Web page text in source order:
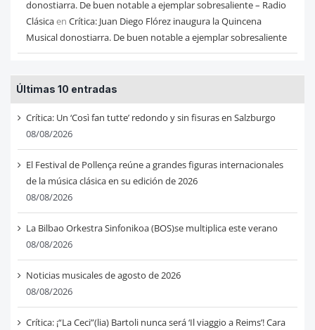
donostiarra. De buen notable a ejemplar sobresaliente – Radio
Clásicaen Crítica: Juan Diego Flórez inaugura la Quincena
Musical donostiarra. De buen notable a ejemplar sobresaliente
Últimas 10 entradas
Crítica: Un ‘Così fan tutte’ redondo y sin fisuras en Salzburgo
08/08/2026
El Festival de Pollença reúne a grandes figuras internacionales
de la música clásica en su edición de 2026
08/08/2026
La Bilbao Orkestra Sinfonikoa (BOS)se multiplica este verano
08/08/2026
Noticias musicales de agosto de 2026
08/08/2026
Crítica: ¡“La Ceci”(lia) Bartoli nunca será ‘Il viaggio a Reims’! Cara